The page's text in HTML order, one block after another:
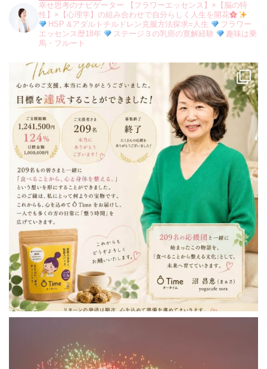
幸せ思考のナビゲーター 【フラワーエッセンス】×【脳の特
性】×【心理学】の組み合わせで自分らしく人生を開花
HSP &アダルトチルドレン克服方法探求=人生
フラワー
エッセンス歴18年
ステージ３の乳癌の寛解経験
趣味は乗
馬・フルート